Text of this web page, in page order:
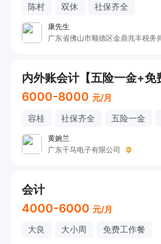
陈村 双休 社保齐全
康先生
6000-8000 元/月
容桂 社保齐全 五险一金
黄婉兰
广东千马电子有限公司
会计
4000-6000 元/月
大良 大小周 免费工作餐